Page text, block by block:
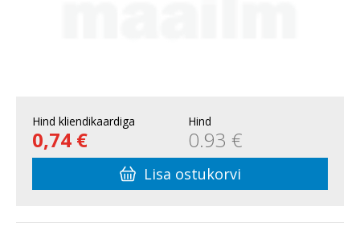
Hind kliendikaardiga
0,74 €
Hind
0.93 €
Lisa ostukorvi